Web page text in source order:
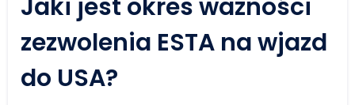
Jaki jest okres ważności
zezwolenia ESTA na wjazd
do USA?